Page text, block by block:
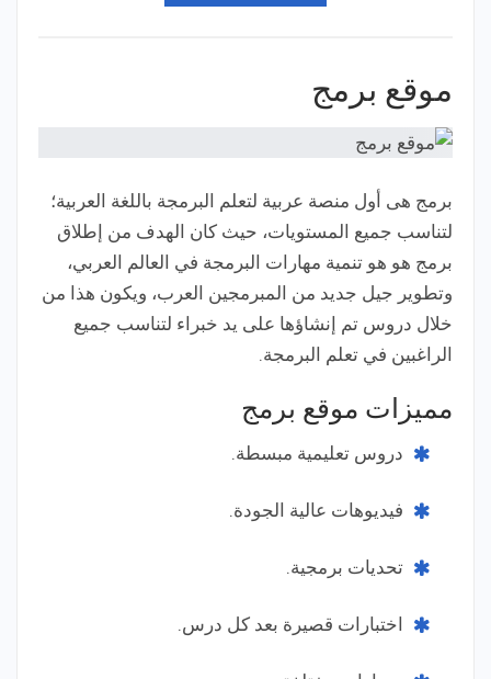
موقع برمج
برمج هى أول منصة عربية لتعلم البرمجة باللغة العربية؛
لتناسب جميع المستويات، حيث كان الهدف من إطلاق
برمج هو هو تنمية مهارات البرمجة في العالم العربي،
وتطوير جيل جديد من المبرمجين العرب، ويكون هذا من
خلال دروس تم إنشاؤها على يد خبراء لتناسب جميع
الراغبين في تعلم البرمجة.
مميزات موقع برمج
دروس تعليمية مبسطة.
فيديوهات عالية الجودة.
تحديات برمجية.
اختبارات قصيرة بعد كل درس.